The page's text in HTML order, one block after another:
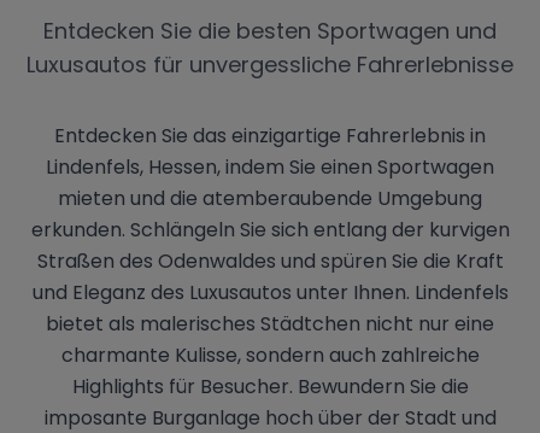
Entdecken Sie die besten Sportwagen und
Luxusautos für unvergessliche Fahrerlebnisse
Entdecken Sie das einzigartige Fahrerlebnis in
Lindenfels, Hessen, indem Sie einen Sportwagen
mieten und die atemberaubende Umgebung
erkunden. Schlängeln Sie sich entlang der kurvigen
Straßen des Odenwaldes und spüren Sie die Kraft
und Eleganz des Luxusautos unter Ihnen. Lindenfels
bietet als malerisches Städtchen nicht nur eine
charmante Kulisse, sondern auch zahlreiche
Highlights für Besucher. Bewundern Sie die
imposante Burganlage hoch über der Stadt und